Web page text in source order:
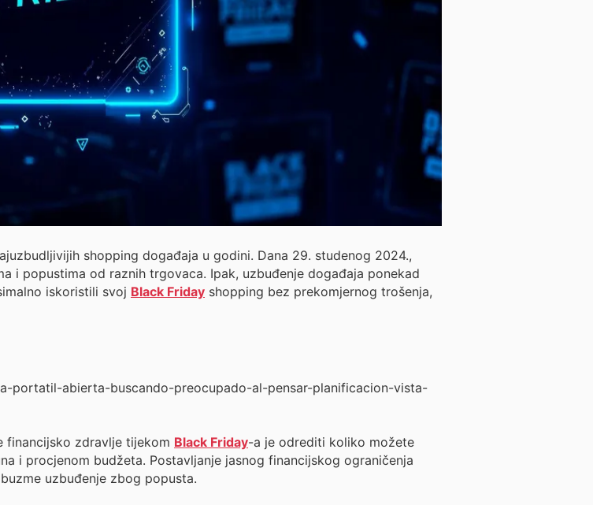
shopping događaja u godini. Dana 29. studenog 2024.,
i popustima od raznih trgovaca. Ipak, uzbuđenje događaja ponekad
iskoristili svoj Black Friday shopping bez prekomjernog trošenja,
financijsko zdravlje tijekom Black Friday-a je odrediti koliko možete
i procjenom budžeta. Postavljanje jasnog financijskog ograničenja
uzbuđenje zbog popusta.